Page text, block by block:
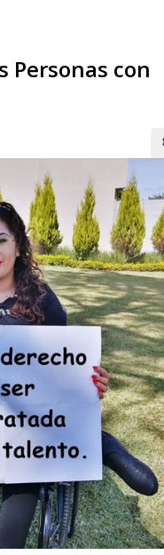
Personas con